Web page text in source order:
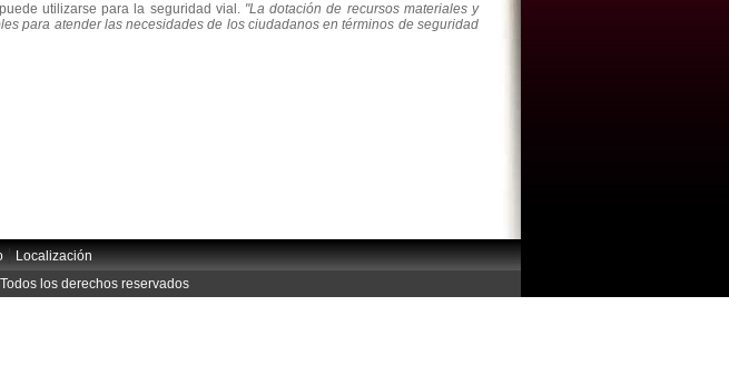
utilizarse para la seguridad vial. "La dotación de recursos materiales y
para atender las necesidades de los ciudadanos en términos de seguridad
|Localización
los derechos reservados